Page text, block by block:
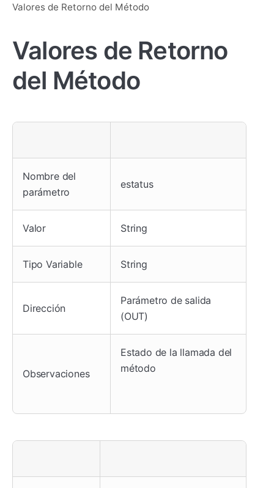
Valores de Retorno del Método
Valores de Retorno
del Método
Nombre del
parámetro
estatus
Valor String
Tipo Variable String
Dirección
Parámetro de salida
(OUT)
Observaciones
Estado de la llamada del
método